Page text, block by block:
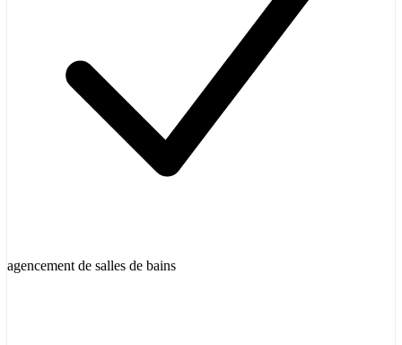
agencement de salles de bains